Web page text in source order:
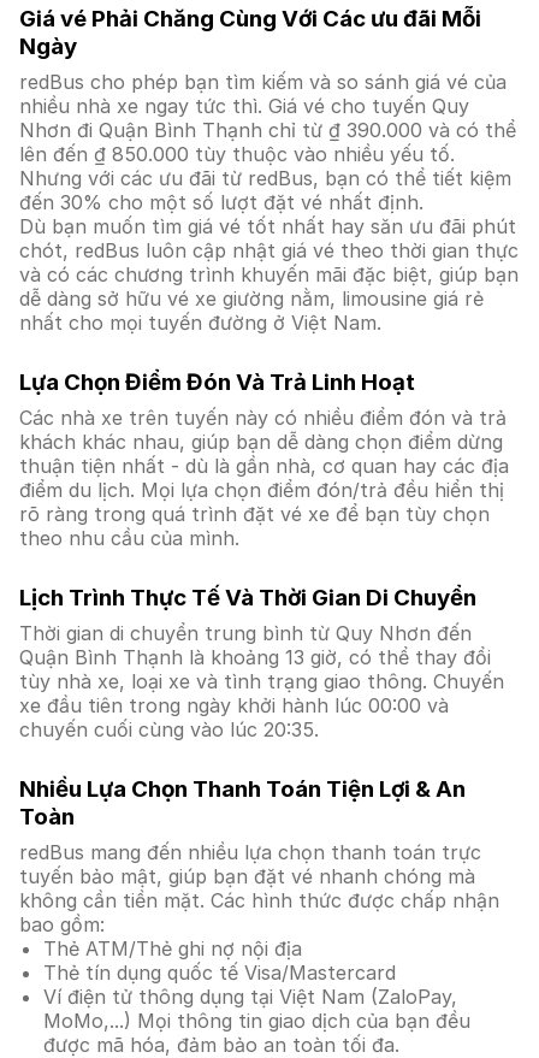
Giá vé Phải Chăng Cùng Với Các ưu đãi Mỗi
Ngày
redBus cho phép bạn tìm kiếm và so sánh giá vé của
nhiều nhà xe ngay tức thì. Giá vé cho tuyến Quy
Nhơn đi Quận Bình Thạnh chỉ từ ₫ 390.000 và có thể
lên đến ₫ 850.000 tùy thuộc vào nhiều yếu tố.
Nhưng với các ưu đãi từ redBus, bạn có thể tiết kiệm
đến 30% cho một số lượt đặt vé nhất định.
Dù bạn muốn tìm giá vé tốt nhất hay săn ưu đãi phút
chót, redBus luôn cập nhật giá vé theo thời gian thực
và có các chương trình khuyến mãi đặc biệt, giúp bạn
dễ dàng sở hữu vé xe giường nằm, limousine giá rẻ
nhất cho mọi tuyến đường ở Việt Nam.
Lựa Chọn Điểm Đón Và Trả Linh Hoạt
Các nhà xe trên tuyến này có nhiều điểm đón và trả
khách khác nhau, giúp bạn dễ dàng chọn điểm dừng
thuận tiện nhất - dù là gần nhà, cơ quan hay các địa
điểm du lịch. Mọi lựa chọn điểm đón/trả đều hiển thị
rõ ràng trong quá trình đặt vé xe để bạn tùy chọn
theo nhu cầu của mình.
Lịch Trình Thực Tế Và Thời Gian Di Chuyển
Thời gian di chuyển trung bình từ Quy Nhơn đến
Quận Bình Thạnh là khoảng 13 giờ, có thể thay đổi
tùy nhà xe, loại xe và tình trạng giao thông. Chuyến
xe đầu tiên trong ngày khởi hành lúc 00:00 và
chuyến cuối cùng vào lúc 20:35.
Nhiều Lựa Chọn Thanh Toán Tiện Lợi & An
Toàn
redBus mang đến nhiều lựa chọn thanh toán trực
tuyến bảo mật, giúp bạn đặt vé nhanh chóng mà
không cần tiền mặt. Các hình thức được chấp nhận
bao gồm:
Thẻ ATM/Thẻ ghi nợ nội địa
Thẻ tín dụng quốc tế Visa/Mastercard
Ví điện tử thông dụng tại Việt Nam (ZaloPay,
MoMo,...) Mọi thông tin giao dịch của bạn đều
được mã hóa, đảm bảo an toàn tối đa.